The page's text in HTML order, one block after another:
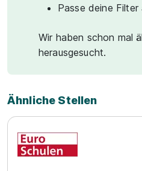
Passe deine Filter
Wir haben schon mal
herausgesucht.
Ähnliche Stellen